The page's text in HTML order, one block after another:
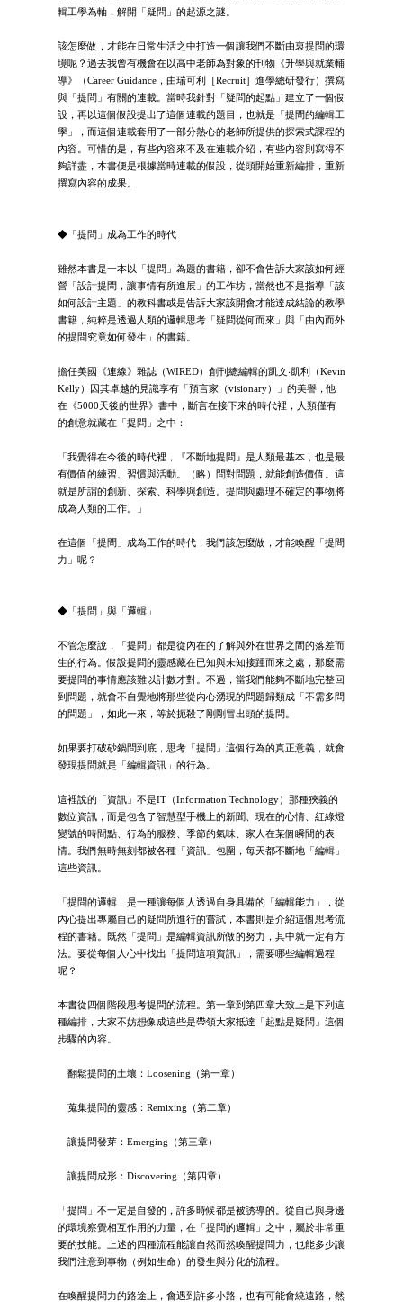
輯工學為軸，解開「疑問」的起源之謎。
該怎麼做，才能在日常生活之中打造一個讓我們不斷由衷提問的環
境呢？過去我曾有機會在以高中老師為對象的刊物《升學與就業輔
導》（Career Guidance，由瑞可利［Recruit］進學總研發行）撰寫
與「提問」有關的連載。當時我針對「疑問的起點」建立了一個假
設，再以這個假設提出了這個連載的題目，也就是「提問的編輯工
學」，而這個連載套用了一部分熱心的老師所提供的探索式課程的
內容。可惜的是，有些內容來不及在連載介紹，有些內容則寫得不
夠詳盡，本書便是根據當時連載的假設，從頭開始重新編排，重新
撰寫內容的成果。
◆「提問」成為工作的時代
雖然本書是一本以「提問」為題的書籍，卻不會告訴大家該如何經
營「設計提問，讓事情有所進展」的工作坊，當然也不是指導「該
如何設計主題」的教科書或是告訴大家該開會才能達成結論的教學
書籍，純粹是透過人類的邏輯思考「疑問從何而來」與「由內而外
的提問究竟如何發生」的書籍。
擔任美國《連線》雜誌（WIRED）創刊總編輯的凱文‧凱利（Kevin
Kelly）因其卓越的見識享有「預言家（visionary）」的美譽，他
在《5000天後的世界》書中，斷言在接下來的時代裡，人類僅有
的創意就藏在「提問」之中：
「我覺得在今後的時代裡，『不斷地提問』是人類最基本，也是最
有價值的練習、習慣與活動。（略）問對問題，就能創造價值。這
就是所謂的創新、探索、科學與創造。提問與處理不確定的事物將
成為人類的工作。」
在這個「提問」成為工作的時代，我們該怎麼做，才能喚醒「提問
力」呢？
◆「提問」與「邏輯」
不管怎麼說，「提問」都是從內在的了解與外在世界之間的落差而
生的行為。假設提問的靈感藏在已知與未知接踵而來之處，那麼需
要提問的事情應該難以計數才對。不過，當我們能夠不斷地完整回
到問題，就會不自覺地將那些從內心湧現的問題歸類成「不需多問
的問題」，如此一來，等於扼殺了剛剛冒出頭的提問。
如果要打破砂鍋問到底，思考「提問」這個行為的真正意義，就會
發現提問就是「編輯資訊」的行為。
這裡說的「資訊」不是IT（Information Technology）那種狹義的
數位資訊，而是包含了智慧型手機上的新聞、現在的心情、紅綠燈
變號的時間點、行為的服務、季節的氣味、家人在某個瞬間的表
情。我們無時無刻都被各種「資訊」包圍，每天都不斷地「編輯」
這些資訊。
「提問的邏輯」是一種讓每個人透過自身具備的「編輯能力」，從
內心提出專屬自己的疑問所進行的嘗試，本書則是介紹這個思考流
程的書籍。既然「提問」是編輯資訊所做的努力，其中就一定有方
法。要從每個人心中找出「提問這項資訊」，需要哪些編輯過程
呢？
本書從四個階段思考提問的流程。第一章到第四章大致上是下列這
種編排，大家不妨想像成這些是帶領大家抵達「起點是疑問」這個
步驟的內容。
翻鬆提問的土壤：Loosening（第一章）
蒐集提問的靈感：Remixing（第二章）
讓提問發芽：Emerging（第三章）
讓提問成形：Discovering（第四章）
「提問」不一定是自發的，許多時候都是被誘導的。從自己與身邊
的環境察覺相互作用的力量，在「提問的邏輯」之中，屬於非常重
要的技能。上述的四種流程能讓自然而然喚醒提問力，也能多少讓
我們注意到事物（例如生命）的發生與分化的流程。
在喚醒提問力的路途上，會遇到許多小路，也有可能會繞遠路，然